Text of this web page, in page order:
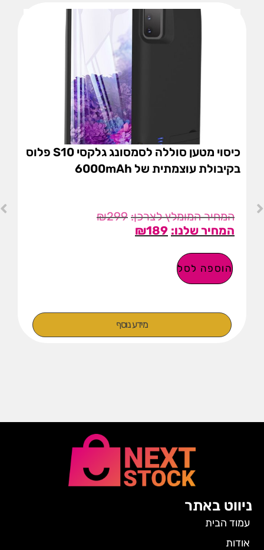
כיסוי מטען סוללה לסמסונג גלקסי S10 פלוס
בקיבולת עוצמתית של 6000mAh
₪299
₪189
הוספה לסל
מידע נוסף
ניווט באתר
עמוד הבית
אודות